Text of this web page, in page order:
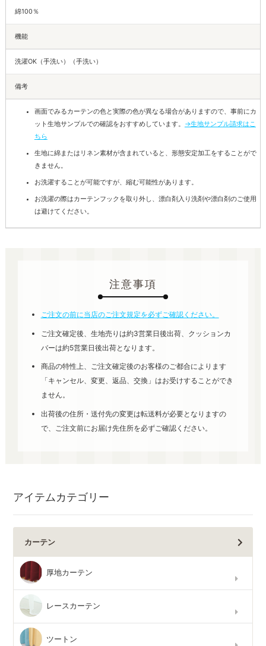
綿100％
機能
洗濯OK（手洗い）（手洗い）
備考
画面でみるカーテンの色と実際の色が異なる場合がありますので、事前にカ
ット生地サンプルでの確認をおすすめしています。 →生地サンプル請求はこ
ちら
生地に綿またはリネン素材が含まれていると、形態安定加工をすることがで
きません。
お洗濯することが可能ですが、縮む可能性があります。
お洗濯の際はカーテンフックを取り外し、漂白剤入り洗剤や漂白剤のご使用
は避けてください。
注意事項
ご注文の前に当店のご注文規定を必ずご確認ください。
ご注文確定後、生地売りは約3営業日後出荷、クッションカ
バーは約5営業日後出荷となります。
商品の特性上、ご注文確定後のお客様のご都合によります
「キャンセル、変更、返品、交換」はお受けすることができ
ません。
出荷後の住所・送付先の変更は転送料が必要となりますの
で、ご注文前にお届け先住所を必ずご確認ください。
アイテムカテゴリー
カーテン
厚地カーテン
レースカーテン
ツートン